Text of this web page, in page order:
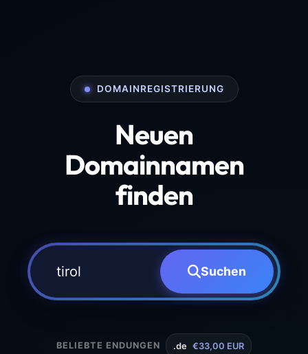
DOMAINREGISTRIERUNG
Neuen
Domainnamen
finden
Suchen
BELIEBTE ENDUNGEN .de €33,00 EUR